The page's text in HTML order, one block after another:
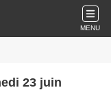
MENU
23 juin